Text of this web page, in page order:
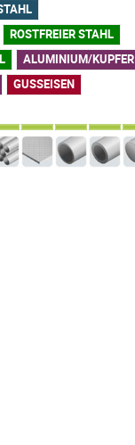
ROSTFREIER STAHL
ALUMINIUM/KUPFER
GUSSEISEN